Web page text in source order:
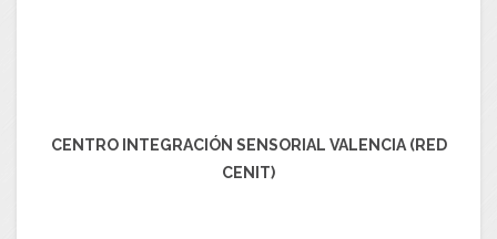
CENTRO INTEGRACIÓN SENSORIAL VALENCIA (RED
CENIT)